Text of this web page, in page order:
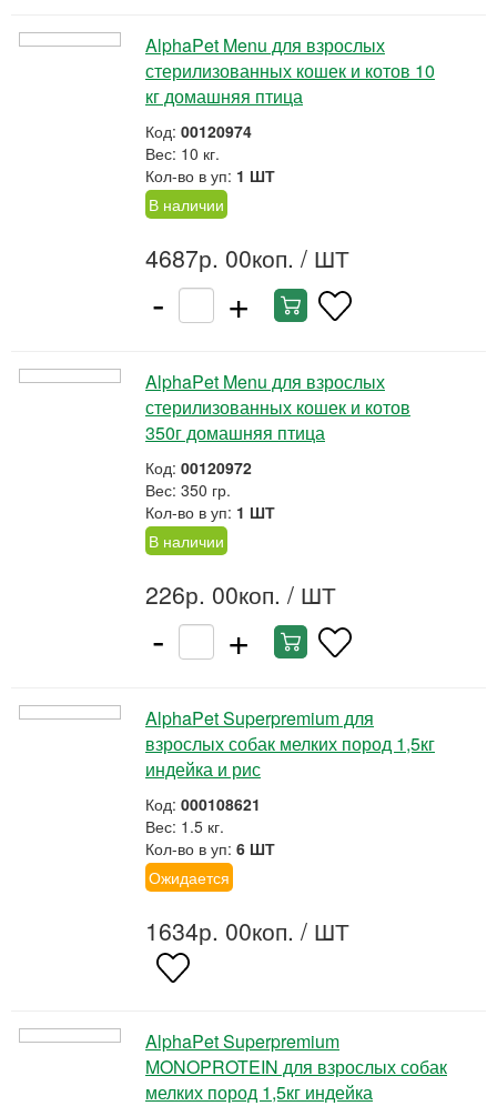
AlphaPet Menu для взрослых
стерилизованных кошек и котов 10
кг домашняя птица
Код: 00120974
Вес: 10 кг.
Кол-во в уп: 1 ШТ
В наличии
4687р. 00коп. / ШТ
- +
AlphaPet Menu для взрослых
стерилизованных кошек и котов
350г домашняя птица
Код: 00120972
Вес: 350 гр.
Кол-во в уп: 1 ШТ
В наличии
226р. 00коп. / ШТ
- +
AlphaPet Superpremium для
взрослых собак мелких пород 1,5кг
индейка и рис
Код: 000108621
Вес: 1.5 кг.
Кол-во в уп: 6 ШТ
Ожидается
1634р. 00коп. / ШТ
AlphaPet Superpremium
MONOPROTEIN для взрослых собак
мелких пород 1,5кг индейка